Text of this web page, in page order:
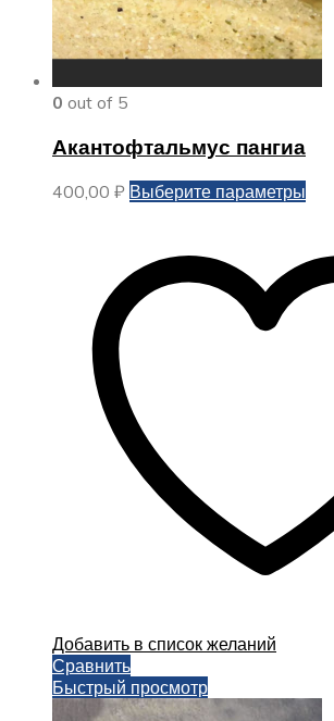
0 out of 5
Акантофтальмус пангиа
400,00 ₽ Выберите параметры
Добавить в список желаний
Сравнить
Быстрый просмотр